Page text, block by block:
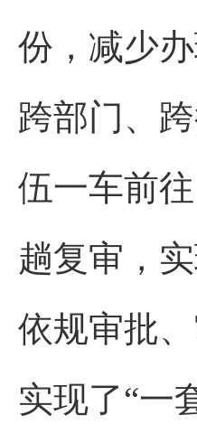
份，减少
跨部门、
伍一车前
趟复审，
依规审批
实现了“一